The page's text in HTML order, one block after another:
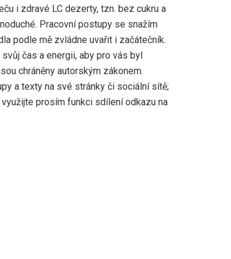
i zdravé LC dezerty, tzn. bez cukru a
Pracovní postupy se snažím
podle mě zvládne uvařit i začátečník.
čas a energii, aby pro vás byl
chráněny autorským zákonem.
a texty na své stránky či sociální sítě;
prosím funkci sdílení odkazu na